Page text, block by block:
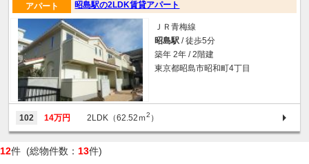
昭島駅の2LDK賃貸アパート
アパート
ＪＲ青梅線
昭島駅 / 徒歩5分
築年 2年 / 2階建
東京都昭島市昭和町4丁目
102 14万円 2LDK（62.52ｍ2 ）
12件 (総物件数： 13件)